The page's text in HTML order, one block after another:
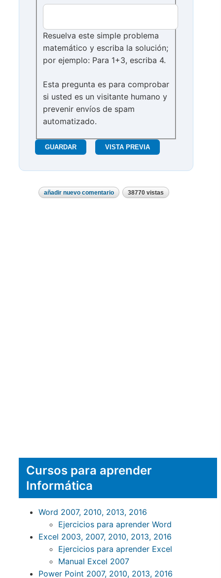
Resuelva este simple problema
matemático y escriba la solución;
por ejemplo: Para 1+3, escriba 4.
Esta pregunta es para comprobar
si usted es un visitante humano y
prevenir envíos de spam
automatizado.
añadir nuevo comentario 38770 vistas
Cursos para aprender
Informática
Word 2007, 2010, 2013, 2016
Ejercicios para aprender Word
Excel 2003, 2007, 2010, 2013, 2016
Ejercicios para aprender Excel
Manual Excel 2007
Power Point 2007, 2010, 2013, 2016